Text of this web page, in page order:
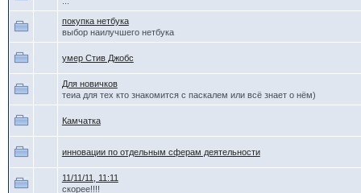
покупка нетбука
выбор наилучшего нетбука
умер Стив Джобс
Для новичков
теиа для тех кто знакомится с паскалем или всё знает о нём)
Камчатка
инновации по отдельным сферам деятельности
11/11/11, 11:11
скорее!!!!